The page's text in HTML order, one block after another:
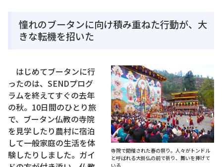
憧れのブータンに向け積み重ねた行動が、大
きな転機を招いた
寺院で開催された春の祭り。人々がトンドル
と呼ばれる大掛仏の前で祈り、舞いを捧げて
いる
はじめてブータンに行
ったのは、SENDプログ
ラムを終えてすぐの去年
の秋。10日間のひとり旅
で、ブータン仏教の寺院
を見学したり農村に宿泊
して一般家庭の生活を体
験したりしました。ガイ